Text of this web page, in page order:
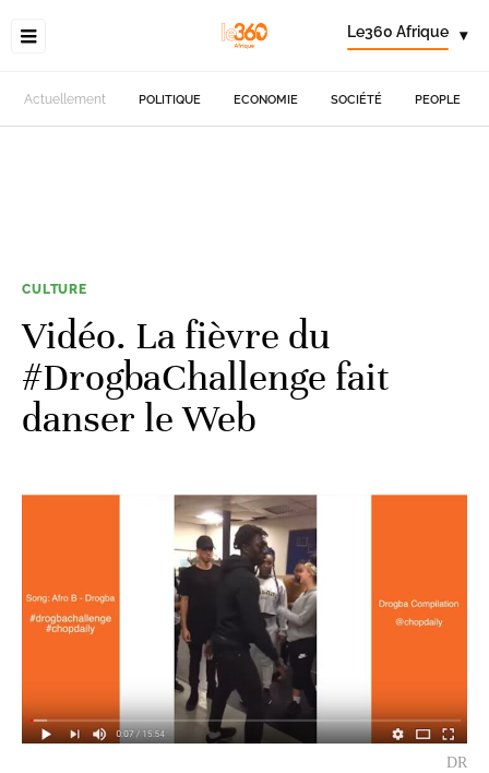
Le360 Afrique ▾
Actuellement POLITIQUE ECONOMIE SOCIÉTÉ PEOPLE
CULTURE
Vidéo. La fièvre du
#DrogbaChallenge fait
danser le Web
DR